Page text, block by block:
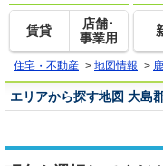
賃貸
店舗･
事業用
住宅・不動産 > 地図情報 >
エリアから探す地図 大島